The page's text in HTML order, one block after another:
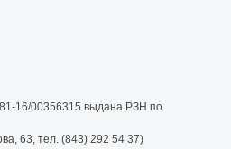
16/00356315 выдана РЗН по
63, тел. (843) 292 54 37)